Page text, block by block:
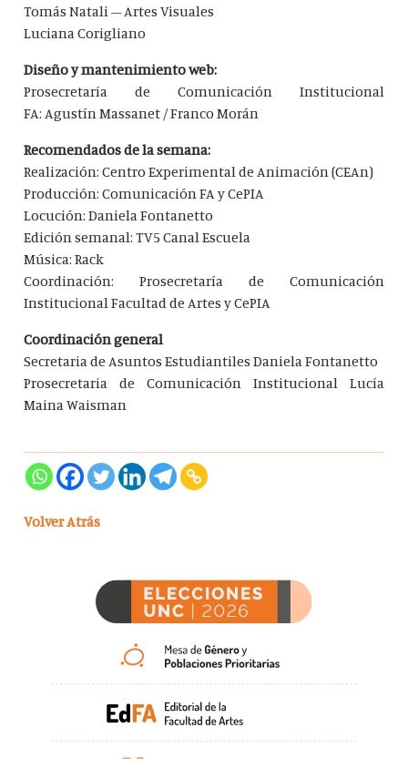
Tomás Natali – Artes Visuales
Luciana Corigliano
Diseño y mantenimiento web:
Prosecretaría de Comunicación Institucional
FA: Agustín Massanet / Franco Morán
Recomendados de la semana:
Realización: Centro Experimental de Animación (CEAn)
Producción​: Comunicación FA​ y CePIA​
Locución: Daniela Fontanetto
Edición semanal: TV5 Canal Escuela
Música: Rack
​Coordinación: Prosecretaría de Comunicación
Institucional ​Facultad de Artes y CePIA
Coordinación general
Secretaria de Asuntos Estudiantiles Daniela Fontanetto
Prosecretaria de Comunicación Institucional Lucía
Maina Waisman
Volver Atrás